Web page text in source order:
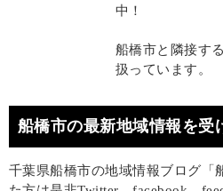
中！
船橋市と隣接す
扱っています。
船橋市の最新地域情報を受
千葉県船橋市の地域情報ブログ「